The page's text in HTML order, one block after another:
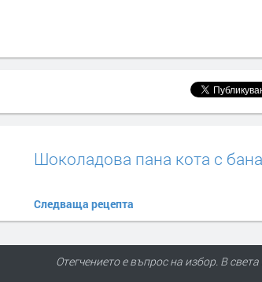
Шоколадова пана кота с
Следваща рецепта
Отегчението е въпрос на избор. В